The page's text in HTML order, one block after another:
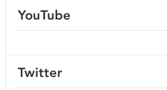
YouTube
Twitter